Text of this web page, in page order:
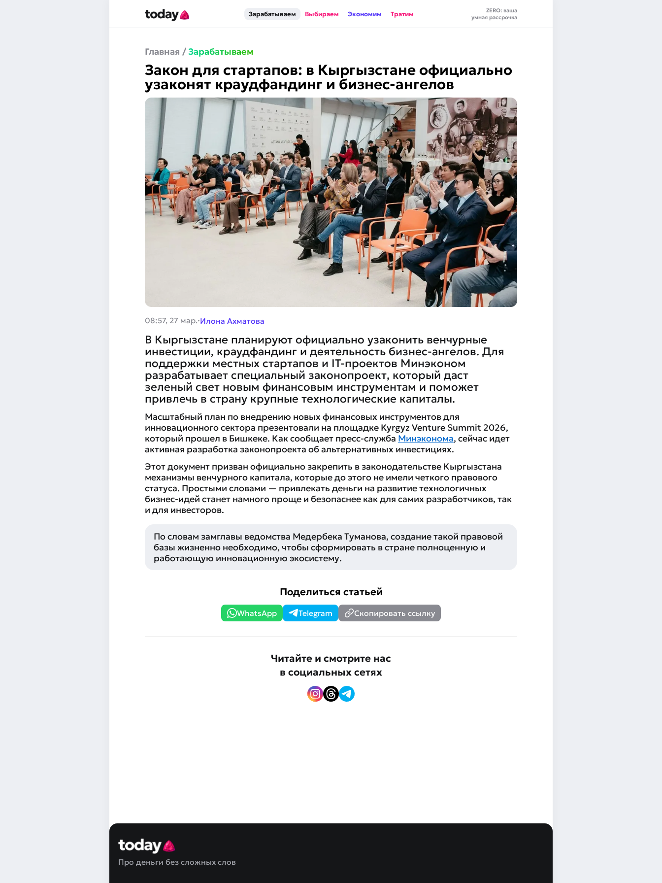
Зарабатываем Выбираем Экономим Тратим
ZERO: ваша
умная рассрочка
Главная /Зарабатываем
Закон для стартапов: в Кыргызстане официально
узаконят краудфандинг и бизнес-ангелов
08:57, 27 мар.·Илона Ахматова
В Кыргызстане планируют официально узаконить венчурные
инвестиции, краудфандинг и деятельность бизнес-ангелов. Для
поддержки местных стартапов и IT-проектов Минэконом
разрабатывает специальный законопроект, который даст
зеленый свет новым финансовым инструментам и поможет
привлечь в страну крупные технологические капиталы.
Масштабный план по внедрению новых финансовых инструментов для
инновационного сектора презентовали на площадке Kyrgyz Venture Summit 2026,
который прошел в Бишкеке. Как сообщает пресс-служба Минэконома, сейчас идет
активная разработка законопроекта об альтернативных инвестициях.
Этот документ призван официально закрепить в законодательстве Кыргызстана
механизмы венчурного капитала, которые до этого не имели четкого правового
статуса. Простыми словами — привлекать деньги на развитие технологичных
бизнес-идей станет намного проще и безопаснее как для самих разработчиков, так
и для инвесторов.
По словам замглавы ведомства Медербека Туманова, создание такой правовой
базы жизненно необходимо, чтобы сформировать в стране полноценную и
работающую инновационную экосистему.
Поделиться статьей
WhatsApp Telegram Скопировать ссылку
Читайте и смотрите нас
в социальных сетях
Про деньги без сложных слов